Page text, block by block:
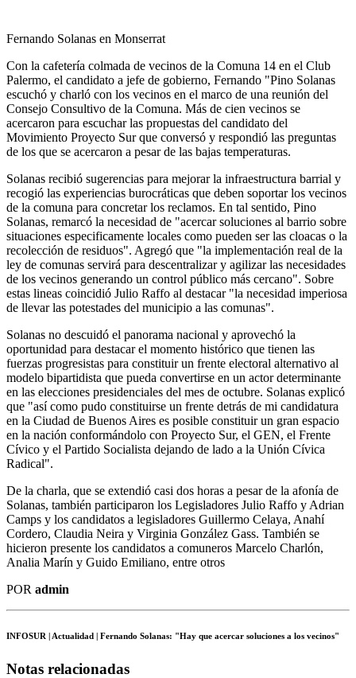
Fernando Solanas en Monserrat
Con la cafetería colmada de vecinos de la Comuna 14 en el Club
Palermo, el candidato a jefe de gobierno, Fernando "Pino Solanas
escuchó y charló con los vecinos en el marco de una reunión del
Consejo Consultivo de la Comuna. Más de cien vecinos se
acercaron para escuchar las propuestas del candidato del
Movimiento Proyecto Sur que conversó y respondió las preguntas
de los que se acercaron a pesar de las bajas temperaturas.
Solanas recibió sugerencias para mejorar la infraestructura barrial y
recogió las experiencias burocráticas que deben soportar los vecinos
de la comuna para concretar los reclamos. En tal sentido, Pino
Solanas, remarcó la necesidad de "acercar soluciones al barrio sobre
situaciones especificamente locales como pueden ser las cloacas o la
recolección de residuos". Agregó que "la implementación real de la
ley de comunas servirá para descentralizar y agilizar las necesidades
de los vecinos generando un control público más cercano". Sobre
estas lineas coincidió Julio Raffo al destacar "la necesidad imperiosa
de llevar las potestades del municipio a las comunas".
Solanas no descuidó el panorama nacional y aprovechó la
oportunidad para destacar el momento histórico que tienen las
fuerzas progresistas para constituir un frente electoral alternativo al
modelo bipartidista que pueda convertirse en un actor determinante
en las elecciones presidenciales del mes de octubre. Solanas explicó
que "así como pudo constituirse un frente detrás de mi candidatura
en la Ciudad de Buenos Aires es posible constituir un gran espacio
en la nación conformándolo con Proyecto Sur, el GEN, el Frente
Cívico y el Partido Socialista dejando de lado a la Unión Cívica
Radical".
De la charla, que se extendió casi dos horas a pesar de la afonía de
Solanas, también participaron los Legisladores Julio Raffo y Adrian
Camps y los candidatos a legisladores Guillermo Celaya, Anahí
Cordero, Claudia Neira y Virginia González Gass. También se
hicieron presente los candidatos a comuneros Marcelo Charlón,
Analia Marín y Guido Emiliano, entre otros
POR admin
INFOSUR | Actualidad | Fernando Solanas: "Hay que acercar soluciones a los vecinos"
Notas relacionadas